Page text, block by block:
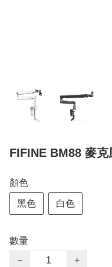
FIFINE BM88 麥
顏色
黑色 白色
數量
−
+